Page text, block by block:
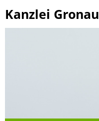
Kanzlei Gronau